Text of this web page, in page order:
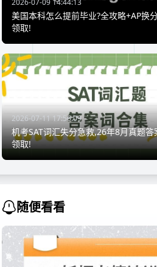
2026-07-09 14:44:13
美国本科怎么提前毕业?全攻略+AP换
领取!
2026-07-11 17:56:09
机考SAT词汇失分急救,26年8月真题
领取!
随便看看